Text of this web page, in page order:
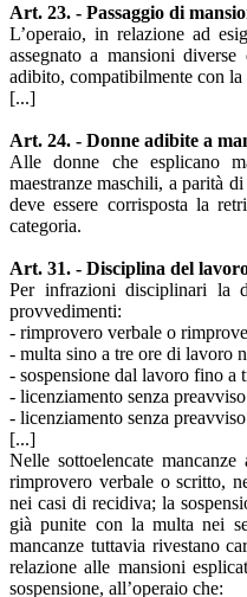
Art. 23. - Passaggio di
L’operaio, in relazione ad
assegnato a mansioni
adibito, compatibilmente con la
[...]
Art. 24. - Donne adibite a
Alle donne che esplicano
maestranze maschili, a parità
deve essere corrisposta la
categoria.
Art. 31. - Disciplina del
Per infrazioni disciplinari la
provvedimenti:
- rimprovero verbale o
- multa sino a tre ore di lavoro
- sospensione dal lavoro fino a
- licenziamento senza
- licenziamento senza
[...]
Nelle sottoelencate
rimprovero verbale o scritto,
nei casi di recidiva; la
già punite con la multa nei
mancanze tuttavia rivestano
relazione alle mansioni
sospensione, all’operaio che: